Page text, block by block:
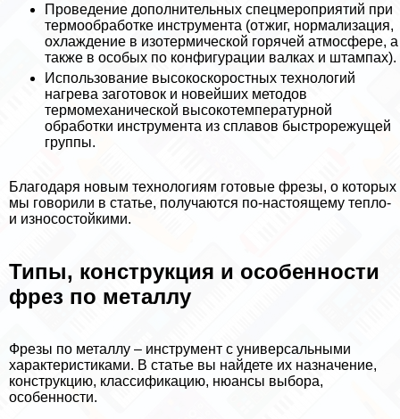
Проведение дополнительных спецмероприятий при
термообработке инструмента (отжиг, нормализация,
охлаждение в изотермической горячей атмосфере, а
также в особых по конфигурации валках и штампах).
Использование высокоскоростных технологий
нагрева заготовок и новейших методов
термомеханической высокотемпературной
обработки инструмента из сплавов быстрорежущей
группы.
Благодаря новым технологиям готовые фрезы, о которых
мы говорили в статье, получаются по-настоящему тепло-
и износостойкими.
Типы, конструкция и особенности
фрез по металлу
Фрезы по металлу – инструмент с универсальными
хаpaктеристиками. В статье вы найдете их назначение,
конструкцию, классификацию, нюансы выбора,
особенности.